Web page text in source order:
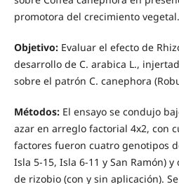
promotora del crecimiento vegetal.
Objetivo:Evaluar el efecto de
desarrollo de C. arabica L.,
sobre el patrón C. canephora
Métodos:El ensayo se condujo
azar en arreglo factorial 4x2, con
factores fueron cuatro genotipos
Isla 5-15, Isla 6-11 y San Ramón)
de rizobio (con y sin aplicación).